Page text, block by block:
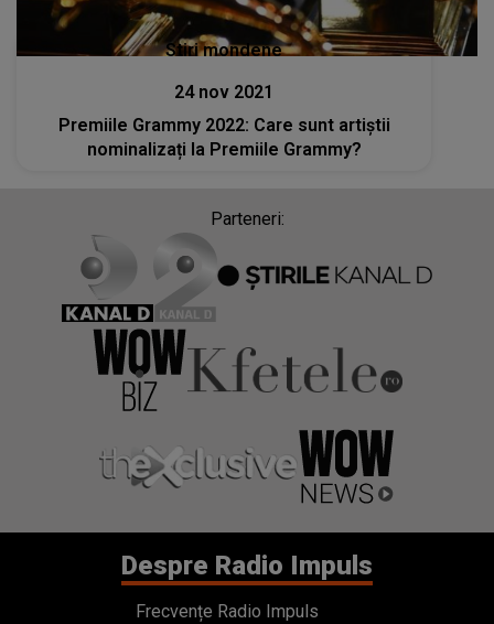
Stiri mondene
24 nov 2021
Premiile Grammy 2022: Care sunt artiștii
nominalizați la Premiile Grammy?
Parteneri:
Despre Radio Impuls
Frecvențe Radio Impuls